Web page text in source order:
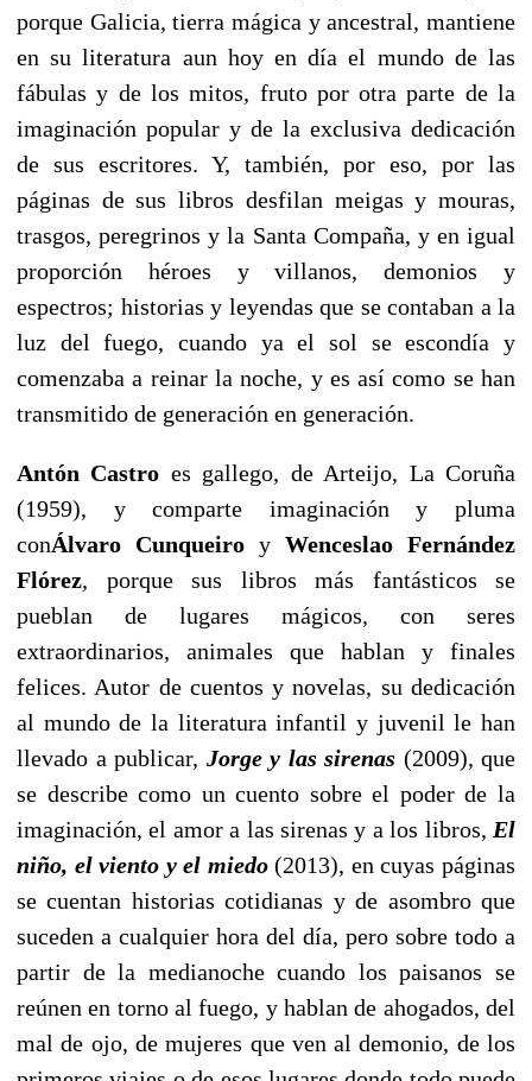
porque Galicia, tierra mágica y ancestral, mantiene
en su literatura aun hoy en día el mundo de las
fábulas y de los mitos, fruto por otra parte de la
imaginación popular y de la exclusiva dedicación
de sus escritores. Y, también, por eso, por las
páginas de sus libros desfilan meigas y mouras,
trasgos, peregrinos y la Santa Compaña, y en igual
proporción héroes y villanos, demonios y
espectros; historias y leyendas que se contaban a la
luz del fuego, cuando ya el sol se escondía y
comenzaba a reinar la noche, y es así como se han
transmitido de generación en generación.
Antón Castro es gallego, de Arteijo, La Coruña
(1959), y comparte imaginación y pluma
conÁlvaro Cunqueiro y Wenceslao Fernández
Flórez, porque sus libros más fantásticos se
pueblan de lugares mágicos, con seres
extraordinarios, animales que hablan y finales
felices. Autor de cuentos y novelas, su dedicación
al mundo de la literatura infantil y juvenil le han
llevado a publicar, Jorge y las sirenas (2009), que
se describe como un cuento sobre el poder de la
imaginación, el amor a las sirenas y a los libros, El
niño, el viento y el miedo(2013), en cuyas páginas
se cuentan historias cotidianas y de asombro que
suceden a cualquier hora del día, pero sobre todo a
partir de la medianoche cuando los paisanos se
reúnen en torno al fuego, y hablan de ahogados, del
mal de ojo, de mujeres que ven al demonio, de los